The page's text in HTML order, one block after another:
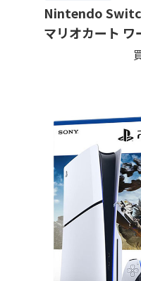
Nintendo
マリオカート ワ